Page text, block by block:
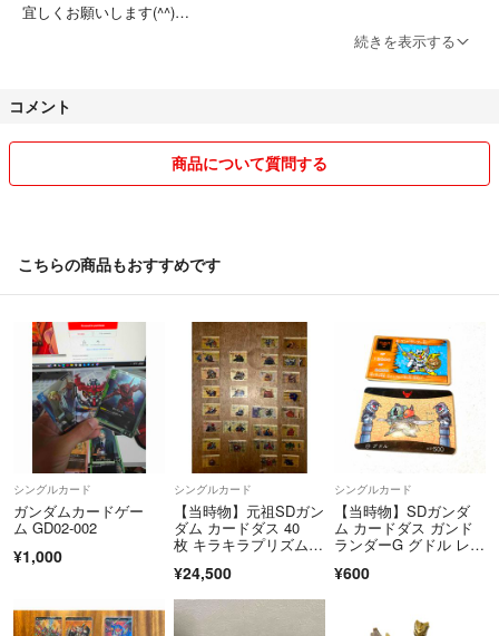
宜しくお願いします(^^)
続きを表示する
コメント
商品について質問する
こちらの商品もおすすめです
シングルカード
ガンダムカードゲー
ム GD02-002
¥1,000
シングルカード
【当時物】元祖SDガン
ダム カードダス 40
枚 キラキラプリズムカ
¥24,500
シングルカード
【当時物】SDガンダ
ム カードダス ガンド
ランダーG グドル レト
¥600